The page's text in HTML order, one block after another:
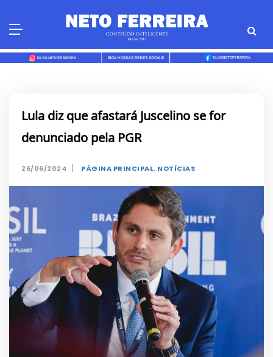
Lula diz que afastará Juscelino se for
denunciado pela PGR
26/06/2024 | PÁGINA PRINCIPAL, NOTÍCIAS